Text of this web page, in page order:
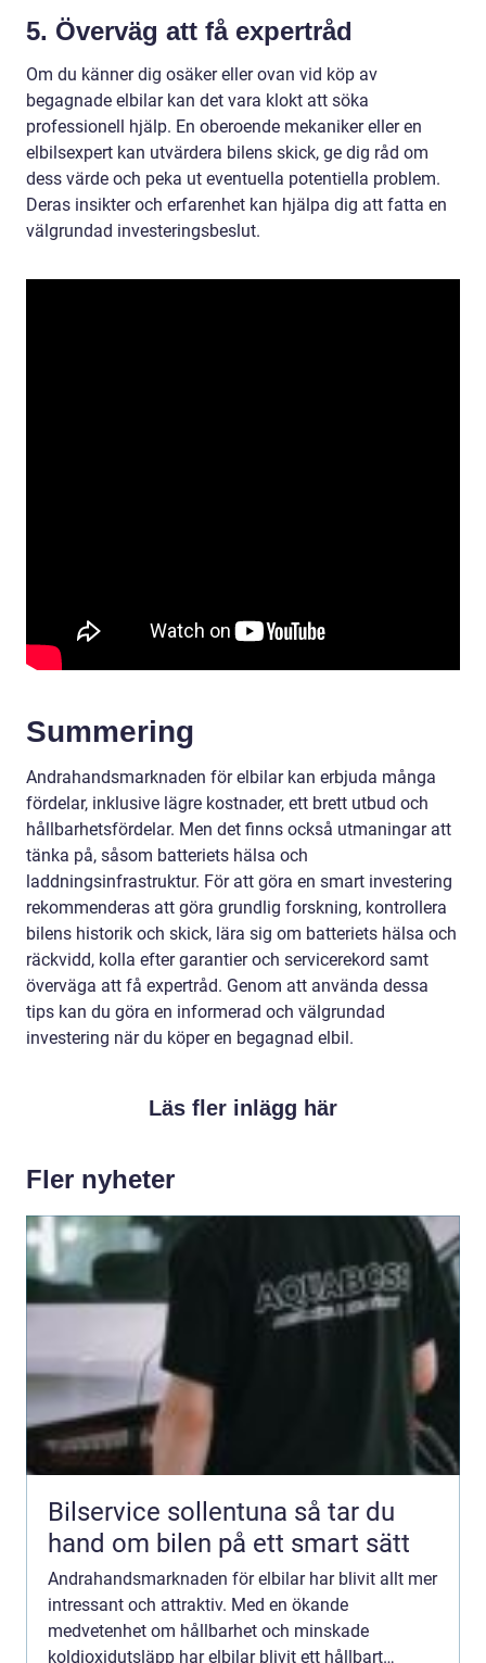
5. Överväg att få expertråd
Om du känner dig osäker eller ovan vid köp av
begagnade elbilar kan det vara klokt att söka
professionell hjälp. En oberoende mekaniker eller en
elbilsexpert kan utvärdera bilens skick, ge dig råd om
dess värde och peka ut eventuella potentiella problem.
Deras insikter och erfarenhet kan hjälpa dig att fatta en
välgrundad investeringsbeslut.
Summering
Andrahandsmarknaden för elbilar kan erbjuda många
fördelar, inklusive lägre kostnader, ett brett utbud och
hållbarhetsfördelar. Men det finns också utmaningar att
tänka på, såsom batteriets hälsa och
laddningsinfrastruktur. För att göra en smart investering
rekommenderas att göra grundlig forskning, kontrollera
bilens historik och skick, lära sig om batteriets hälsa och
räckvidd, kolla efter garantier och servicerekord samt
överväga att få expertråd. Genom att använda dessa
tips kan du göra en informerad och välgrundad
investering när du köper en begagnad elbil.
Läs fler inlägg här
Fler nyheter
Bilservice sollentuna så tar du
hand om bilen på ett smart sätt
Andrahandsmarknaden för elbilar har blivit allt mer
intressant och attraktiv. Med en ökande
medvetenhet om hållbarhet och minskade
koldioxidutsläpp har elbilar blivit ett hållbart